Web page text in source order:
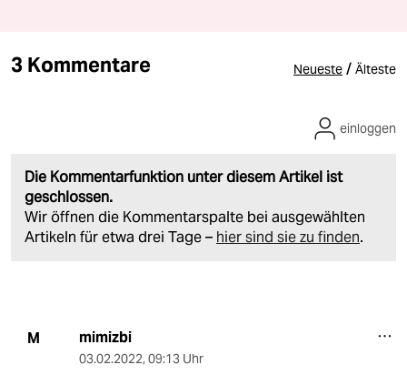
3 Kommentare Neueste / Älteste
Die Kommentarfunktion unter diesem Artikel ist
geschlossen.
Wir öffnen die Kommentarspalte bei ausgewählten
Artikeln für etwa drei Tage – hier sind sie zu finden.
einloggen
M mimizbi
03.02.2022, 09:13 Uhr